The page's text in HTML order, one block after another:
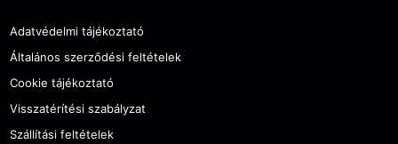
Adatvédelmi tájékoztató
Általános szerződési feltételek
Cookie tájékoztató
Visszatérítési szabályzat
Szállítási feltételek